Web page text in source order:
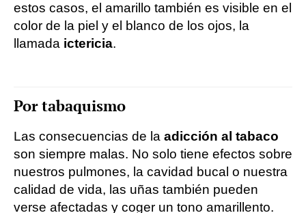
estos casos, el amarillo también es visible en el
color de la piel y el blanco de los ojos, la
llamada ictericia.
Por tabaquismo
Las consecuencias de la adicción al tabaco
son siempre malas. No solo tiene efectos sobre
nuestros pulmones, la cavidad bucal o nuestra
calidad de vida, las uñas también pueden
verse afectadas y coger un tono amarillento.